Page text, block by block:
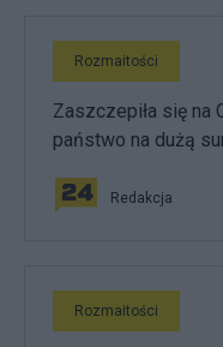
Rozmaitości
Zaszczepiła się na
państwo na dużą
Redakcja
Rozmaitości